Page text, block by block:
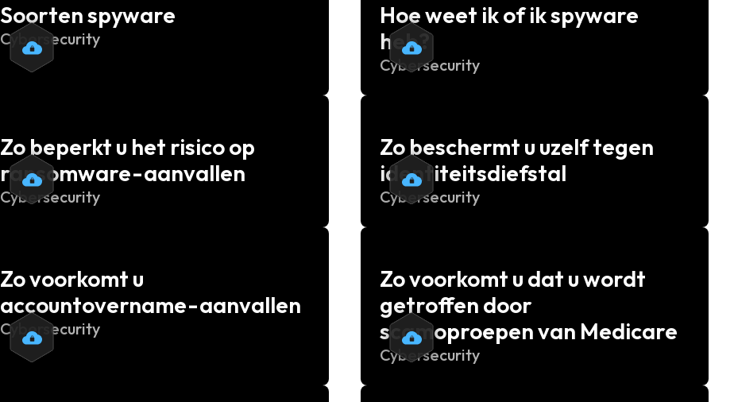
Soorten spyware
Cybersecurity
Hoe weet ik of ik spyware
heb?
Cybersecurity
Zo beperkt u het risico op
ransomware-aanvallen
Cybersecurity
Zo beschermt u uzelf tegen
identiteitsdiefstal
Cybersecurity
Zo voorkomt u
accountovername-aanvallen
Cybersecurity
Zo voorkomt u dat u wordt
getroffen door
scamoproepen van Medicare
Cybersecurity